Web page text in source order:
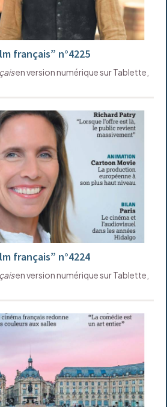
français” n°4225
en version numérique sur Tablette,
français” n°4224
en version numérique sur Tablette,